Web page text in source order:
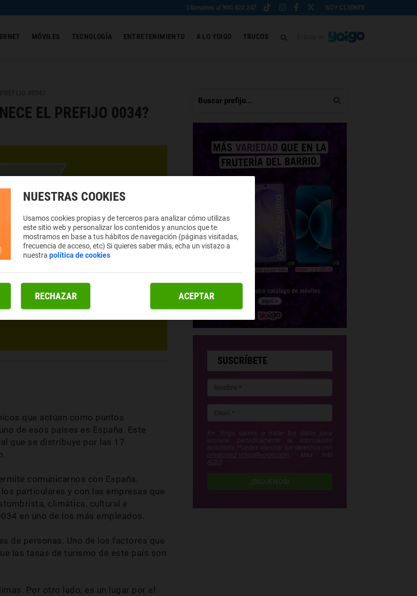
Llámanos al 900 622 247 SOY CLIENTE
MÓVILES TECNOLOGÍA ENTRETENIMIENTO A LO YOIGO TRUCOS
EL PREFIJO 0034?
que actúan como puntos
de esos países es España. Este
que se distribuye por las 17
comunicarnos con España.
particulares y con las empresas que
climática, cultural e
en uno de los más empleados.
de personas. Uno de los factores que
las tasas de turismo de este país son
Por otro lado, es un lugar por el
SUSCRÍBETE
En Yoigo vamos a tratar tus datos para
enviarte periódicamente la información
solicitada. Puedes ejercitar tus derechos con
privacidad-yoigo@yoigo.com . Más Info
AQUÍ
¡SÍGUENOS!
NUESTRAS COOKIES
Usamos cookies propias y de terceros para analizar cómo utilizas
este sitio web y personalizar los contenidos y anuncios que te
mostramos en base a tus hábitos de navegación (páginas visitadas,
frecuencia de acceso, etc) Si quieres saber más, echa un vistazo a
nuestrapolítica de cookies
RECHAZAR ACEPTAR